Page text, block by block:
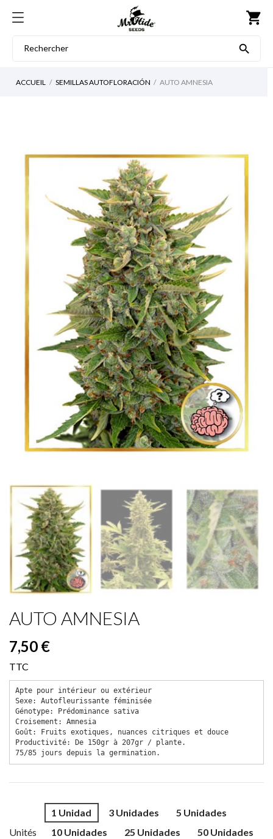
shopping_cart

ACCUEIL SEMILLAS AUTOFLORACIÓN AUTO AMNESIA
AUTO AMNESIA
7,50 €
TTC
Apte pour intérieur ou extérieur
Sexe: Autofleurissante féminisée
Génotype: Prédominance sativa
Croisement: Amnesia
Goût: Fruits exotiques, nuances citriques et douce
Productivité: De 150gr à 207gr / plante.
75/85 jours depuis la germination.
Unités
1 Unidad 3 Unidades
5 Unidades
10 Unidades
25 Unidades
50 Unidades